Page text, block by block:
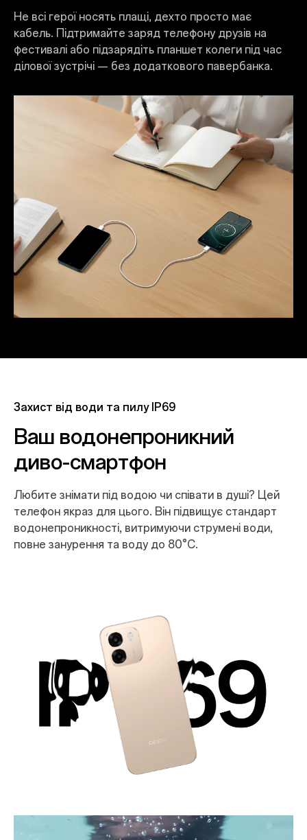
Не всі герої носять плащі, дехто просто має
кабель. Підтримайте заряд телефону друзів на
фестивалі або підзарядіть планшет колеги під час
ділової зустрічі — без додаткового павербанка.
Захист від води та пилу IP69
Ваш водонепроникний
диво-смартфон
Любите знімати під водою чи співати в душі? Цей
телефон якраз для цього. Він підвищує стандарт
водонепроникності, витримуючи струмені води,
повне занурення та воду до 80°C.